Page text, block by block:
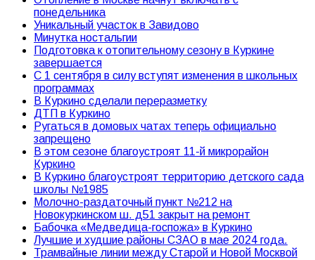
понедельника
Уникальный участок в Завидово
Минутка ностальгии
Подготовка к отопительному сезону в Куркине
завершается
С 1 сентября в силу вступят изменения в школьных
программах
В Куркино сделали переразметку
ДТП в Куркино
Ругаться в домовых чатах теперь официально
запрещено
В этом сезоне благоустроят 11-й микрорайон
Куркино
В Куркино благоустроят территорию детского сада
школы №1985
Молочно-раздаточный пункт №212 на
Новокуркинском ш. д51 закрыт на ремонт
Бабочка «Медведица-госпожа» в Куркино
Лучшие и худшие районы СЗАО в мае 2024 года.
Трамвайные линии между Старой и Новой Москвой